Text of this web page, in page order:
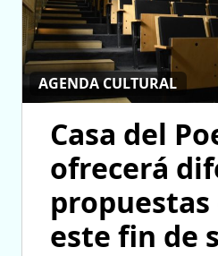
AGENDA CULTURAL
Casa del
ofrecerá
este fin de